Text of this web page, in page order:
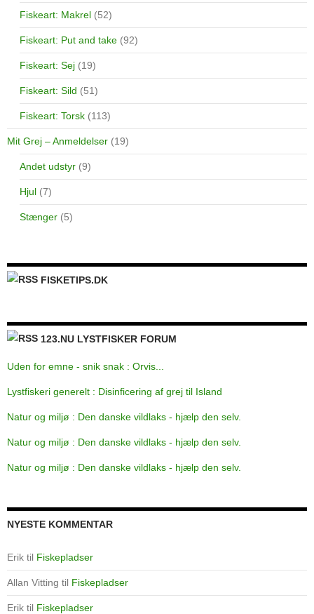
Fiskeart: Makrel (52)
Fiskeart: Put and take (92)
Fiskeart: Sej (19)
Fiskeart: Sild (51)
Fiskeart: Torsk (113)
Mit Grej – Anmeldelser (19)
Andet udstyr (9)
Hjul (7)
Stænger (5)
FISKETIPS.DK
123.NU LYSTFISKER FORUM
Uden for emne - snik snak : Orvis...
Lystfiskeri generelt : Disinficering af grej til Island
Natur og miljø : Den danske vildlaks - hjælp den selv.
Natur og miljø : Den danske vildlaks - hjælp den selv.
Natur og miljø : Den danske vildlaks - hjælp den selv.
NYESTE KOMMENTAR
Erik til Fiskepladser
Allan Vitting til Fiskepladser
Erik til Fiskepladser